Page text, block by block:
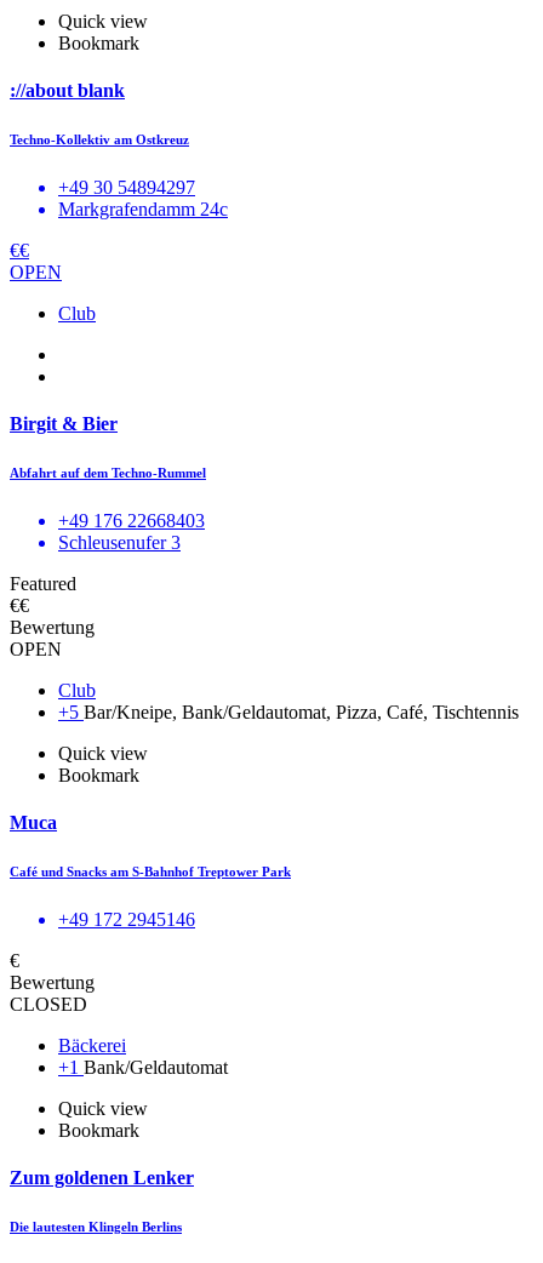
Quick view
Bookmark
://about blank
Techno-Kollektiv am Ostkreuz
+49 30 54894297
Markgrafendamm 24c
€€
OPEN
Club
Birgit & Bier
Abfahrt auf dem Techno-Rummel
+49 176 22668403
Schleusenufer 3
Featured
€€
Bewertung
OPEN
Club
+5 Bar/Kneipe, Bank/Geldautomat, Pizza, Café, Tischtennis
Quick view
Bookmark
Muca
Café und Snacks am S-Bahnhof Treptower Park
+49 172 2945146
€
Bewertung
CLOSED
Bäckerei
+1 Bank/Geldautomat
Quick view
Bookmark
Zum goldenen Lenker
Die lautesten Klingeln Berlins